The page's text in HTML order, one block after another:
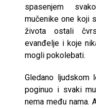
spasenjem
mučenike one koji
života ostali
evanđelje i koje
mogli pokolebati.
Gledano ljudskom
poginuo i svaki
nema među nama.